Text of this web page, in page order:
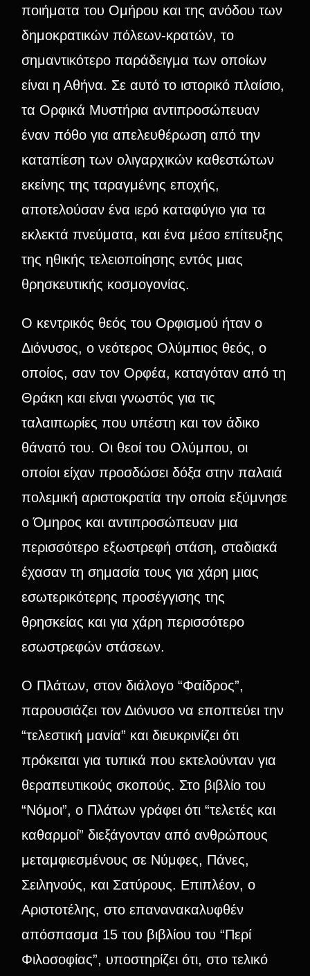
ποιήματα του Ομήρου και της ανόδου των
δημοκρατικών πόλεων-κρατών, το
σημαντικότερο παράδειγμα των οποίων
είναι η Αθήνα. Σε αυτό το ιστορικό πλαίσιο,
τα Ορφικά Μυστήρια αντιπροσώπευαν
έναν πόθο για απελευθέρωση από την
καταπίεση των ολιγαρχικών καθεστώτων
εκείνης της ταραγμένης εποχής,
αποτελούσαν ένα ιερό καταφύγιο για τα
εκλεκτά πνεύματα, και ένα μέσο επίτευξης
της ηθικής τελειοποίησης εντός μιας
θρησκευτικής κοσμογονίας.
Ο κεντρικός θεός του Ορφισμού ήταν ο
Διόνυσος, ο νεότερος Ολύμπιος θεός, ο
οποίος, σαν τον Ορφέα, καταγόταν από τη
Θράκη και είναι γνωστός για τις
ταλαιπωρίες που υπέστη και τον άδικο
θάνατό του. Οι θεοί του Ολύμπου, οι
οποίοι είχαν προσδώσει δόξα στην παλαιά
πολεμική αριστοκρατία την οποία εξύμνησε
ο Όμηρος και αντιπροσώπευαν μια
περισσότερο εξωστρεφή στάση, σταδιακά
έχασαν τη σημασία τους για χάρη μιας
εσωτερικότερης προσέγγισης της
θρησκείας και για χάρη περισσότερο
εσωστρεφών στάσεων.
Ο Πλάτων, στον διάλογο “Φαίδρος”,
παρουσιάζει τον Διόνυσο να εποπτεύει την
“τελεστική μανία” και διευκρινίζει ότι
πρόκειται για τυπικά που εκτελούνταν για
θεραπευτικούς σκοπούς. Στο βιβλίο του
“Νόμοι”, ο Πλάτων γράφει ότι “τελετές και
καθαρμοί” διεξάγονταν από ανθρώπους
μεταμφιεσμένους σε Νύμφες, Πάνες,
Σειληνούς, και Σατύρους. Επιπλέον, ο
Αριστοτέλης, στο επανανακαλυφθέν
απόσπασμα 15 του βιβλίου του “Περί
Φιλοσοφίας”, υποστηρίζει ότι, στο τελικό